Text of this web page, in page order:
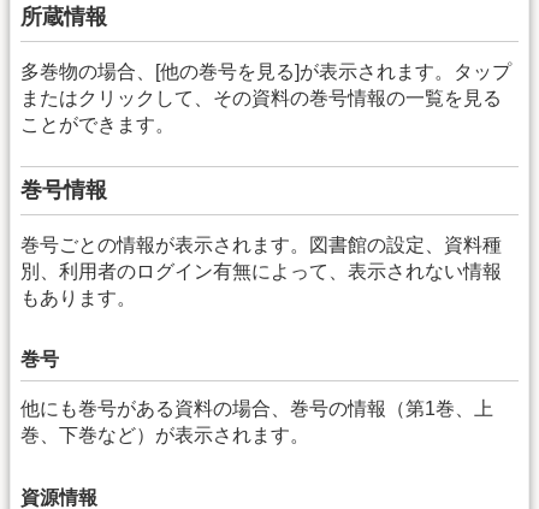
所蔵情報
多巻物の場合、[他の巻号を見る]が表示されます。タップ
またはクリックして、その資料の巻号情報の一覧を見る
ことができます。
巻号情報
巻号ごとの情報が表示されます。図書館の設定、資料種
別、利用者のログイン有無によって、表示されない情報
もあります。
巻号
他にも巻号がある資料の場合、巻号の情報（第1巻、上
巻、下巻など）が表示されます。
資源情報